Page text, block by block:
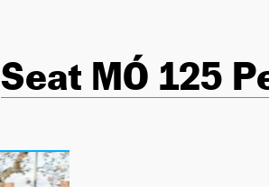
Seat MÓ 125